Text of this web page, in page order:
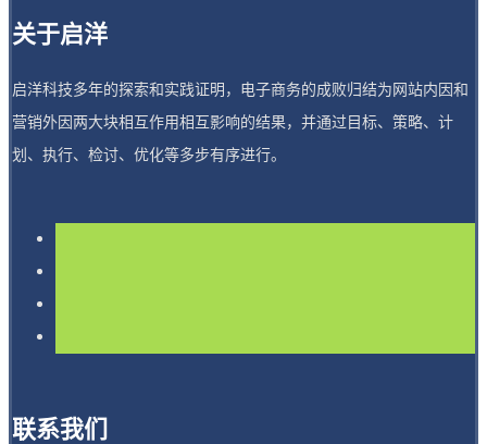
关于启洋
启洋科技多年的探索和实践证明，电子商务的成败归结为网站内因和
营销外因两大块相互作用相互影响的结果，并通过目标、策略、计
划、执行、检讨、优化等多步有序进行。
联系我们